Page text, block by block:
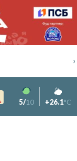
›
5/10 +26.1°C